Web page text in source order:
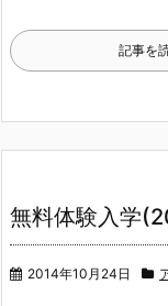
記事を
無料体験入学
2014年10月24日